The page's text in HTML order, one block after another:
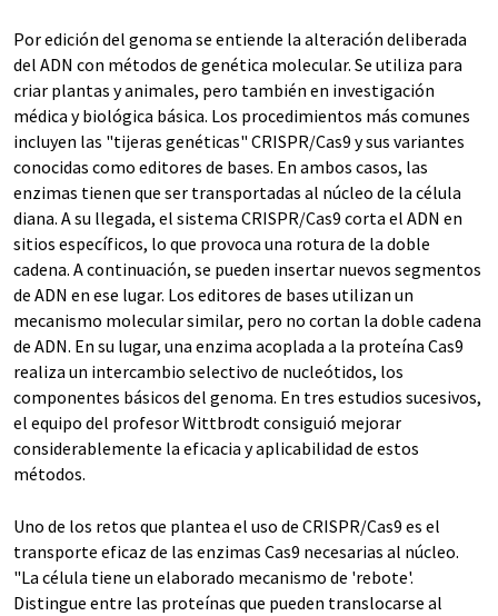
Por edición del genoma se entiende la alteración deliberada
del ADN con métodos de genética molecular. Se utiliza para
criar plantas y animales, pero también en investigación
médica y biológica básica. Los procedimientos más comunes
incluyen las "tijeras genéticas" CRISPR/Cas9 y sus variantes
conocidas como editores de bases. En ambos casos, las
enzimas tienen que ser transportadas al núcleo de la célula
diana. A su llegada, el sistema CRISPR/Cas9 corta el ADN en
sitios específicos, lo que provoca una rotura de la doble
cadena. A continuación, se pueden insertar nuevos segmentos
de ADN en ese lugar. Los editores de bases utilizan un
mecanismo molecular similar, pero no cortan la doble cadena
de ADN. En su lugar, una enzima acoplada a la proteína Cas9
realiza un intercambio selectivo de nucleótidos, los
componentes básicos del genoma. En tres estudios sucesivos,
el equipo del profesor Wittbrodt consiguió mejorar
considerablemente la eficacia y aplicabilidad de estos
métodos.
Uno de los retos que plantea el uso de CRISPR/Cas9 es el
transporte eficaz de las enzimas Cas9 necesarias al núcleo.
"La célula tiene un elaborado mecanismo de 'rebote'.
Distingue entre las proteínas que pueden translocarse al